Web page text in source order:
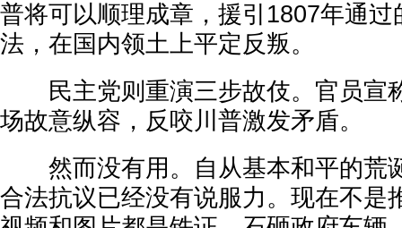
普将可以顺理成章，援引1807年通
法，在国内领土上平定反叛。
民主党则重演三步故伎。官员宣
场故意纵容，反咬川普激发矛盾。
然而没有用。自从基本和平的荒
合法抗议已经没有说服力。现在不是